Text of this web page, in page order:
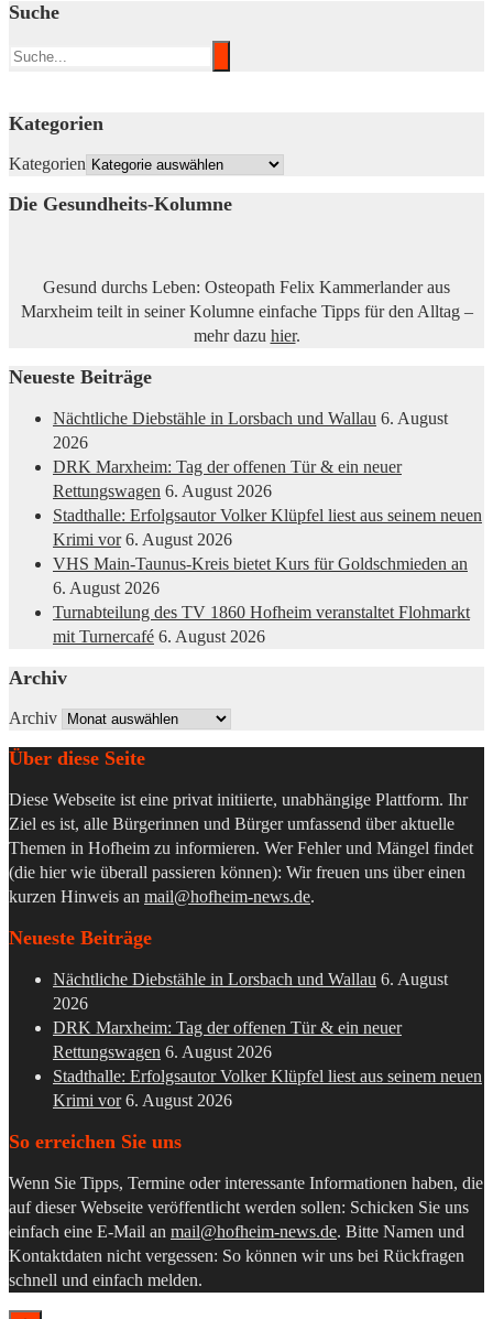
Suche
Kategorien
Kategorien
Die Gesundheits-Kolumne
Gesund durchs Leben: Osteopath Felix Kammerlander aus
Marxheim teilt in seiner Kolumne einfache Tipps für den Alltag –
mehr dazu hier.
Neueste Beiträge
Nächtliche Diebstähle in Lorsbach und Wallau 6. August
2026
DRK Marxheim: Tag der offenen Tür & ein neuer
Rettungswagen 6. August 2026
Stadthalle: Erfolgsautor Volker Klüpfel liest aus seinem neuen
Krimi vor 6. August 2026
VHS Main-Taunus-Kreis bietet Kurs für Goldschmieden an
6. August 2026
Turnabteilung des TV 1860 Hofheim veranstaltet Flohmarkt
mit Turnercafé 6. August 2026
Archiv
Archiv
Über diese Seite
Diese Webseite ist eine privat initiierte, unabhängige Plattform. Ihr
Ziel es ist, alle Bürgerinnen und Bürger umfassend über aktuelle
Themen in Hofheim zu informieren. Wer Fehler und Mängel findet
(die hier wie überall passieren können): Wir freuen uns über einen
kurzen Hinweis an mail@hofheim-news.de.
Neueste Beiträge
Nächtliche Diebstähle in Lorsbach und Wallau 6. August
2026
DRK Marxheim: Tag der offenen Tür & ein neuer
Rettungswagen 6. August 2026
Stadthalle: Erfolgsautor Volker Klüpfel liest aus seinem neuen
Krimi vor 6. August 2026
So erreichen Sie uns
Wenn Sie Tipps, Termine oder interessante Informationen haben, die
auf dieser Webseite veröffentlicht werden sollen: Schicken Sie uns
einfach eine E-Mail an mail@hofheim-news.de. Bitte Namen und
Kontaktdaten nicht vergessen: So können wir uns bei Rückfragen
schnell und einfach melden.